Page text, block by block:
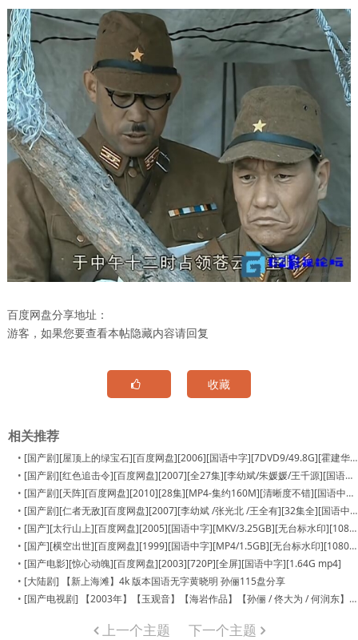
百度网盘分享地址：
游客，如果您要查看本帖隐藏内容请回复
收藏
相关推荐
• [国产剧][屋顶上的绿宝石][百度网盘][2006][国语中字][7DVD9/49.8G][霍建华 / 孙俪 / 姚采颖 ]
• [国产剧][红色追击令][百度网盘][2007][全27集][李幼斌/朱媛媛/王千源][国语中字][TS]
• [国产剧][天阵][百度网盘][2010][28集][MP4-集约160M][清晰度不错][国语中字][连奕名/童蕾/杜志国/何政军]
• [国产剧][仁者无敌][百度网盘][2007][李幼斌 /张光北 /王全有][32集全][国语中字][MKV / 单集350M左右][540p]
• [国产][太行山上][百度网盘][2005][国语中字][MKV/3.25GB][无台标水印][1080P.x264.AAC][王伍福/卢奇/梁家辉/刘德凯/李
• [国产][横空出世][百度网盘][1999][国语中字][MP4/1.5GB][无台标水印][1080P.x264.AAC][李雪健/李幼斌/高明/陈瑾]
• [国产电影][惊心动魄][百度网盘][2003][720P][全屏][国语中字][1.64G mp4]
• [大陆剧] 【新上海滩】4k 版本国语无字黄晓明 孙俪115盘分享
• [国产电视剧] 【2003年】【玉观音】【海岩作品】【孙俪 / 佟大为 / 何润东】【原盘ISO 50.5G每碟约4.2G12DVD5】【无台标水印...
上一个主题 下一个主题